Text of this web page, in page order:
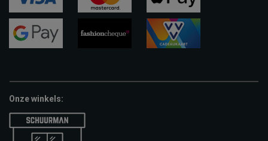
visa
apple-
pay
Onze winkels: